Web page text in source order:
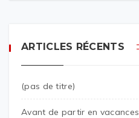
ARTICLES RÉCENTS
(pas de titre)
Avant de partir en vacances